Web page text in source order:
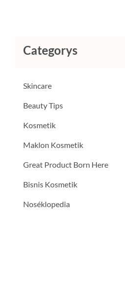
Categorys
Skincare
Beauty Tips
Kosmetik
Maklon Kosmetik
Great Product Born Here
Bisnis Kosmetik
Noséklopedia